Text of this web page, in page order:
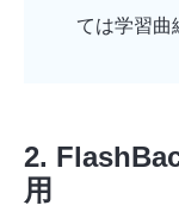
ては学習曲
2.
用